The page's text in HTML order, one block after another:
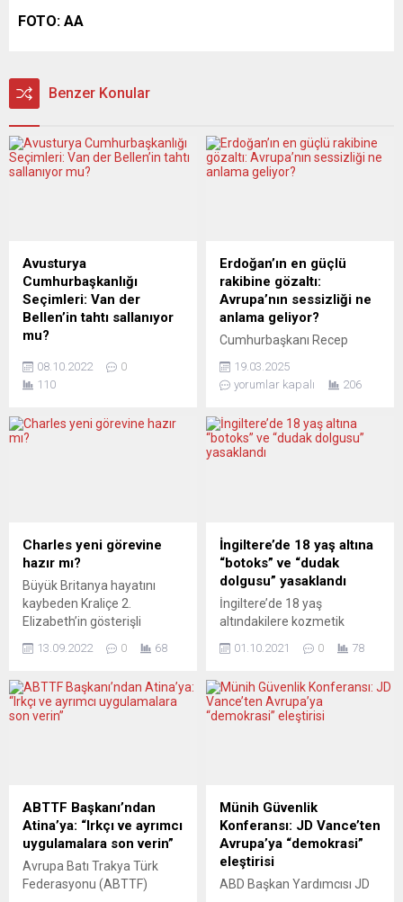
FOTO: AA
Benzer Konular
Avusturya
Cumhurbaşkanlığı
Seçimleri: Van der
Bellen’in tahtı sallanıyor
mu?
yapılan anketler, adaylar
arasındaki gerilimi
sonuçlarına göre, mevcut
Avusturya’da 9 Ekim 2022
Pazar günü yapılacak olan
için heyecan dorukta! Seçim
öncesi anketler, gerilimi
daha da tırmandırıyor....
08.10.2022
0
110
Erdoğan’ın en güçlü
rakibine gözaltı:
Avrupa’nın sessizliği ne
anlama geliyor?
Cumhurbaşkanı Recep
siyasi rakibi olarak görülen
İstanbul Büyükşehir
İmamoğlu, bugün
(çarşamba) gözaltına alındı.
artırıyor. Peki, bu adım
sadece bir iç mesele mi,
yoksa Avrupa’nın da kayıtsız
kalamayacağı bir gelişme
mi? İmamoğlu...
19.03.2025
yorumlar kapalı
206
Charles yeni görevine
hazır mı?
Büyük Britanya hayatını
kaybeden Kraliçe 2.
Elizabeth’in gösterişli
hazırlanırken, oğlu Kral 3.
adımlarını atmaya ve resmi
işlerini yapmaya başladı.
dolduramayacağını eleştirel
gözlerle değerlendiriyor.
TIMES OF MALTA (Malta)
ÇITA ÇOK YÜKSEK Times of
Malta, 3....
13.09.2022 0 68
İngiltere’de 18 yaş altına
“botoks” ve “dudak
dolgusu” yasaklandı
İngiltere’de 18 yaş
altındakilere kozmetik
dolgusu uygulaması
bugünden itibaren geçerli
olacak bir yasayla gençlerin
para cezasıyla
sonuçlanabileceğini bildirdi.
Öte yandan, tıbbi ihtiyaç
durumunda bu kişilere
botoks ve dudak dolgusu
yapılabilecek. Söz konusu
01.10.2021 0 78
ABTTF Başkanı’ndan
Atina’ya: “Irkçı ve ayrımcı
uygulamalara son verin”
Avrupa Batı Trakya Türk
Federasyonu (ABTTF)
Münih Güvenlik
Konferansı: JD Vance’ten
Avrupa’ya “demokrasi”
eleştirisi
ABD Başkan Yardımcısı JD